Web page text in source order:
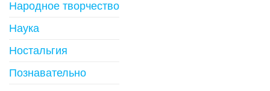
Народное творчество
Наука
Ностальгия
Познавательно